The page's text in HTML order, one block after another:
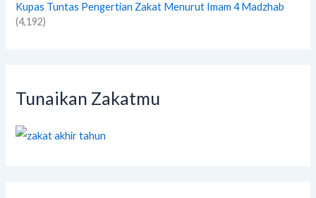
Kupas Tuntas Pengertian Zakat Menurut Imam 4 Madzhab
(4,192)
Tunaikan Zakatmu